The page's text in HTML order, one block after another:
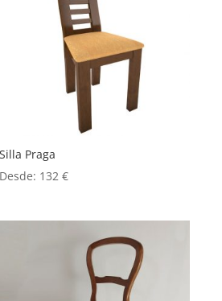
Silla Praga
Desde: 132€